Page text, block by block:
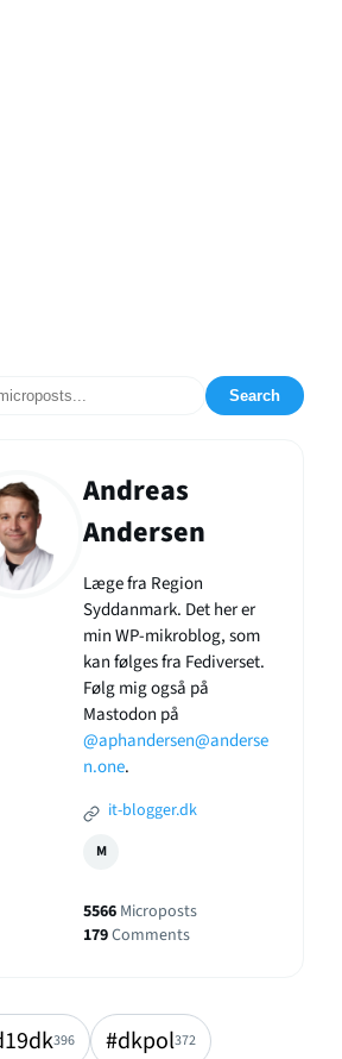
Search
Andreas
Andersen
Læge fra Region
Syddanmark. Det her er
min WP-mikroblog, som
kan følges fra Fediverset.
Følg mig også på
Mastodon på
@aphandersen@anderse
n.one.
it-blogger.dk
M
5566 Microposts
179Comments
396 #dkpol372